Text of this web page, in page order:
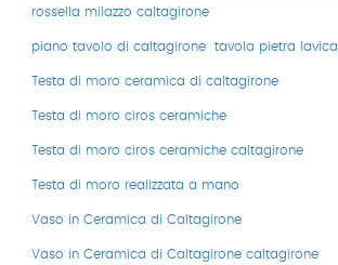
rossella milazzo caltagirone
piano tavolo di caltagirone tavola pietra lavica
Testa di moro ceramica di caltagirone
Testa di moro ciros ceramiche
Testa di moro ciros ceramiche caltagirone
Testa di moro realizzata a mano
Vaso in Ceramica di Caltagirone
Vaso in Ceramica di Caltagirone caltagirone